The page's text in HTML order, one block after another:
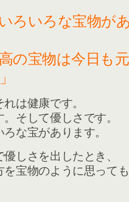
ろいろな宝物が
の宝物は今日も
は健康です。
そして優しさです。
な宝があります。
しさを出したとき、
宝物のように思って